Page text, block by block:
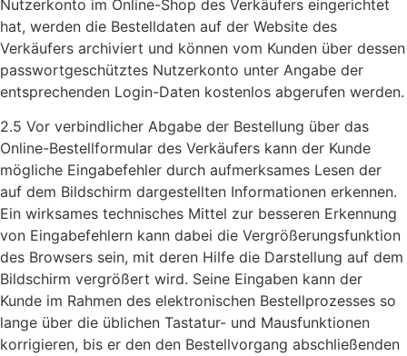
Nutzerkonto im Online-Shop des Verkäufers eingerichtet
hat, werden die Bestelldaten auf der Website des
Verkäufers archiviert und können vom Kunden über dessen
passwortgeschütztes Nutzerkonto unter Angabe der
entsprechenden Login-Daten kostenlos abgerufen werden.
2.5 Vor verbindlicher Abgabe der Bestellung über das
Online-Bestellformular des Verkäufers kann der Kunde
mögliche Eingabefehler durch aufmerksames Lesen der
auf dem Bildschirm dargestellten Informationen erkennen.
Ein wirksames technisches Mittel zur besseren Erkennung
von Eingabefehlern kann dabei die Vergrößerungsfunktion
des Browsers sein, mit deren Hilfe die Darstellung auf dem
Bildschirm vergrößert wird. Seine Eingaben kann der
Kunde im Rahmen des elektronischen Bestellprozesses so
lange über die üblichen Tastatur- und Mausfunktionen
korrigieren, bis er den den Bestellvorgang abschließenden